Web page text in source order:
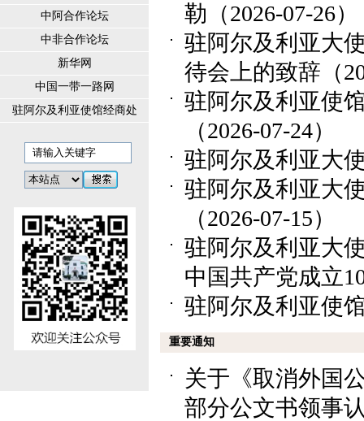
中阿合作论坛
中非合作论坛
新华网
中国一带一路网
驻阿尔及利亚使馆经商处
勒（2026-07-26）
驻阿尔及利亚大
待会上的致辞（
驻阿尔及利亚使
（2026-07-24）
驻阿尔及利亚大
驻阿尔及利亚大
（2026-07-15）
驻阿尔及利亚大
中国共产党成立
驻阿尔及利亚使
重要通知
关于《取消外国
部分公文书领事